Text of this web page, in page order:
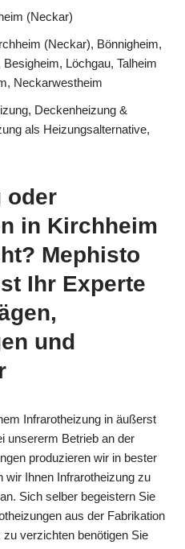
(Neckar)
(Neckar), Bönnigheim,
Löchgau, Talheim
Neckarwestheim
Deckenheizung &
als Heizungsalternative,
oder
in Kirchheim
Mephisto
Ihr Experte
und
Infrarotheizung in äußerst
unsererm Betrieb an der
produzieren wir in bester
wir Ihnen Infrarotheizung zu
Sich selber begeistern Sie
aus der Fabrikation
verzichten benötigen Sie